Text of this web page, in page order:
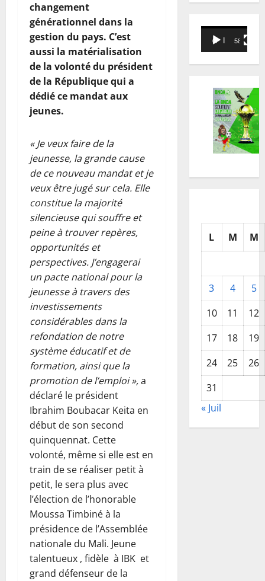
changement
générationnel dans la
gestion du pays. C’est
aussi la matérialisation
de la volonté du président
de la République qui a
dédié ce mandat aux
jeunes.
« Je veux faire de la
jeunesse, la grande cause
de ce nouveau mandat et je
veux être jugé sur cela. Elle
constitue la majorité
silencieuse qui souffre et
peine à trouver repères,
opportunités et
perspectives. J’engagerai
un pacte national pour la
jeunesse à travers des
investissements
considérables dans la
refondation de notre
système éducatif et de
formation, ainsi que la
promotion de l’emploi »,a
déclaré le président
Ibrahim Boubacar Keita en
début de son second
quinquennat. Cette
volonté, même si elle est en
train de se réaliser petit à
petit, le sera plus avec
l’élection de l’honorable
Moussa Timbiné à la
présidence de l’Assemblée
nationale du Mali. Jeune
talentueux , fidèle à IBK et
grand défenseur de la
Lecteur
vidéo
00:00 58:18
L M M
3 4
5
10
11
12
17
18
19
24
25
26
31
« Juil